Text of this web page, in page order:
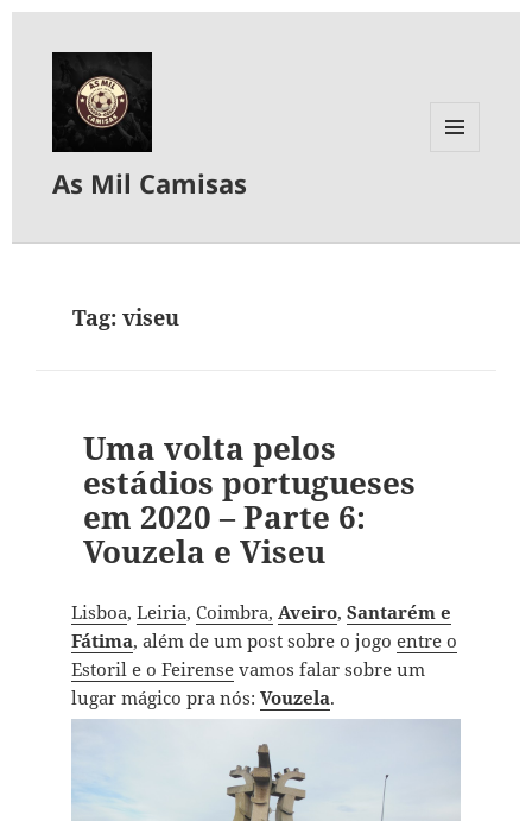
As Mil Camisas
Tag:viseu
Uma volta pelos
estádios portugueses
em 2020 – Parte 6:
Vouzela e Viseu
Lisboa, Leiria, Coimbra, Aveiro, Santarém e
Fátima, além de um post sobre o jogo entre o
Estoril e o Feirensevamos falar sobre um
lugar mágico pra nós: Vouzela.